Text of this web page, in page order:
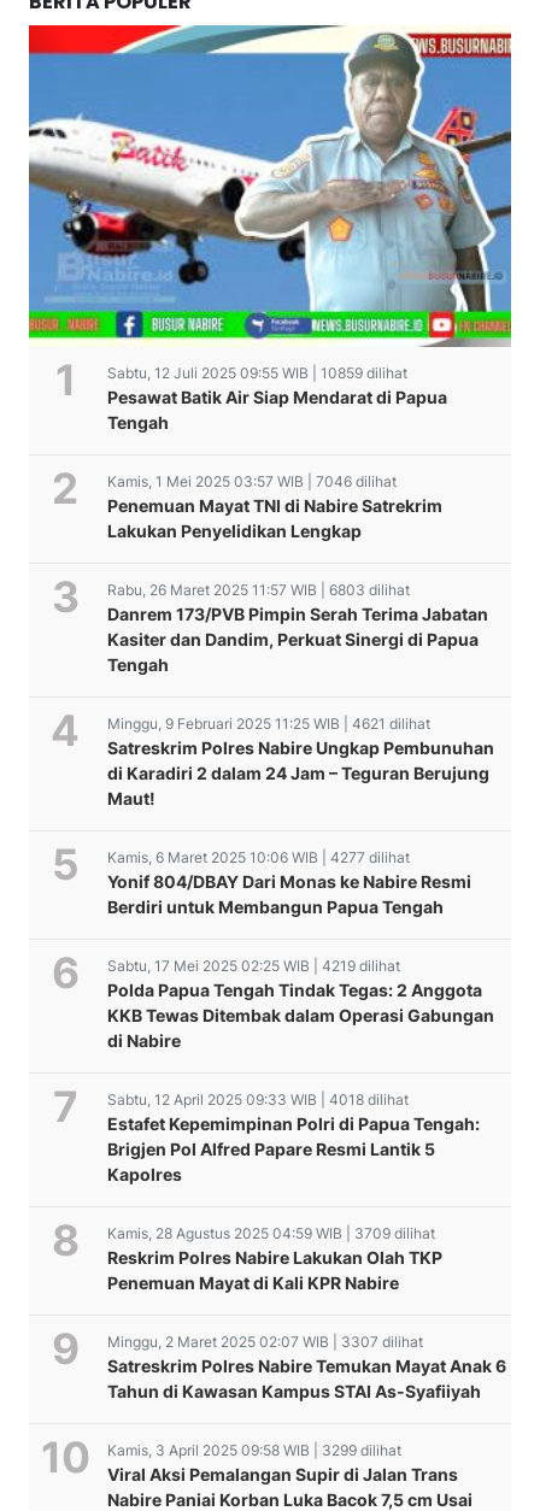
Sabtu, 12 Juli 2025 09:55 WIB | 10859 dilihat
Pesawat Batik Air Siap Mendarat di Papua
Tengah
Kamis, 1 Mei 2025 03:57 WIB | 7046 dilihat
Penemuan Mayat TNI di Nabire Satrekrim
Lakukan Penyelidikan Lengkap
Rabu, 26 Maret 2025 11:57 WIB | 6803 dilihat
Danrem 173/PVB Pimpin Serah Terima Jabatan
Kasiter dan Dandim, Perkuat Sinergi di Papua
Tengah
Minggu, 9 Februari 2025 11:25 WIB | 4621 dilihat
Satreskrim Polres Nabire Ungkap Pembunuhan
di Karadiri 2 dalam 24 Jam – Teguran Berujung
Maut!
Kamis, 6 Maret 2025 10:06 WIB | 4277 dilihat
Yonif 804/DBAY Dari Monas ke Nabire Resmi
Berdiri untuk Membangun Papua Tengah
Sabtu, 17 Mei 2025 02:25 WIB | 4219 dilihat
Polda Papua Tengah Tindak Tegas: 2 Anggota
KKB Tewas Ditembak dalam Operasi Gabungan
di Nabire
Sabtu, 12 April 2025 09:33 WIB | 4018 dilihat
Estafet Kepemimpinan Polri di Papua Tengah:
Brigjen Pol Alfred Papare Resmi Lantik 5
Kapolres
Kamis, 28 Agustus 2025 04:59 WIB | 3709 dilihat
Reskrim Polres Nabire Lakukan Olah TKP
Penemuan Mayat di Kali KPR Nabire
Minggu, 2 Maret 2025 02:07 WIB | 3307 dilihat
Satreskrim Polres Nabire Temukan Mayat Anak 6
Tahun di Kawasan Kampus STAI As-Syafiiyah
Kamis, 3 April 2025 09:58 WIB | 3299 dilihat
Viral Aksi Pemalangan Supir di Jalan Trans
Nabire Paniai Korban Luka Bacok 7,5 cm Usai